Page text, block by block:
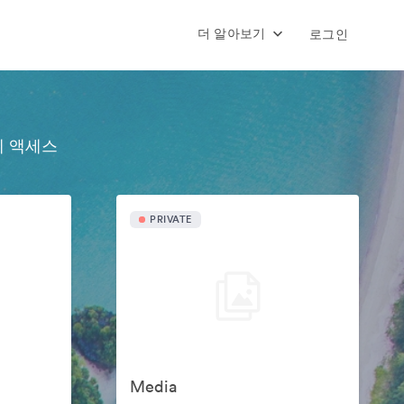
더 알아보기 로그인
액세스
PRIVATE
Media